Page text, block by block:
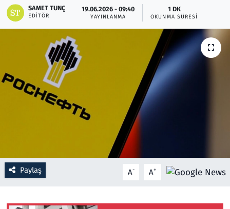
SAMET TUNÇ
EDITÖR
19.06.2026 - 09:40
YAYINLANMA
1 DK
OKUNMA SÜRESI
Paylaş A- A+
Otomobil
Oyun
Ramazan
Resmi İlanlar
Rüya Tabirleri
Savunma Sanayi